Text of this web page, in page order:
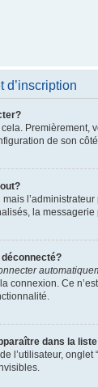
d’inscription
Premièrement,
de son
la messagerie
connexion. Ce
dans la
l’utilisateur, onglet